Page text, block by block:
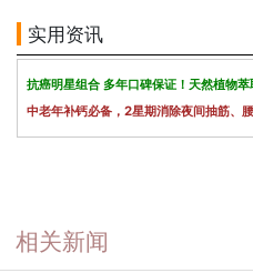
实用资讯
抗癌明星组合 多年口碑保证！天然植物
中老年补钙必备，2星期消除夜间抽筋、
相关新闻